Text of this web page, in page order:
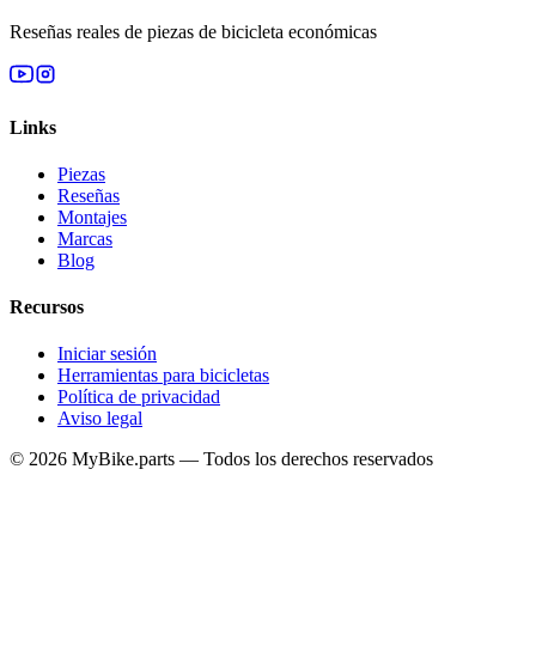
Reseñas reales de piezas de bicicleta económicas
Links
Piezas
Reseñas
Montajes
Marcas
Blog
Recursos
Iniciar sesión
Herramientas para bicicletas
Política de privacidad
Aviso legal
© 2026 MyBike.parts — Todos los derechos reservados